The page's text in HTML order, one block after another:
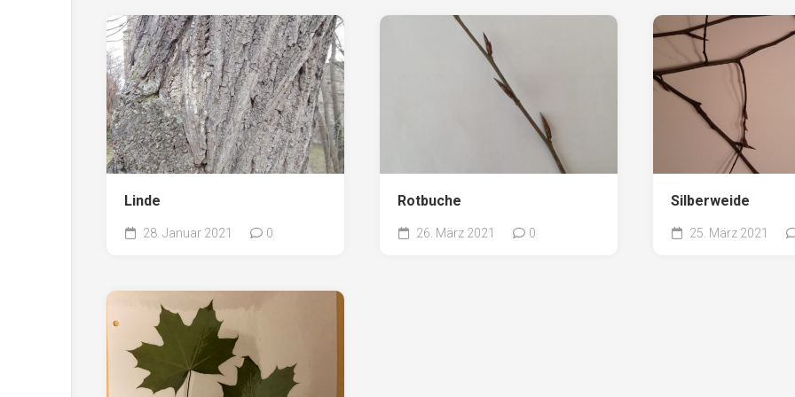
Linde
28. Januar 2021 0
Rotbuche
26. März 2021 0
Silberweide
25. März 2021